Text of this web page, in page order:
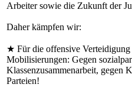
Arbeiter sowie die Zukunft der
Daher kämpfen wir:
★ Für die offensive Verteidigung
Mobilisierungen: Gegen
Klassenzusammenarbeit, gegen
Parteien!